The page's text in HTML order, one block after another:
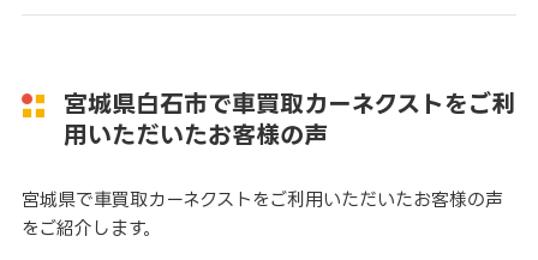
宮城県白石市で車買取カーネクストをご利
用いただいたお客様の声
宮城県で車買取カーネクストをご利用いただいたお客様の声
をご紹介します。